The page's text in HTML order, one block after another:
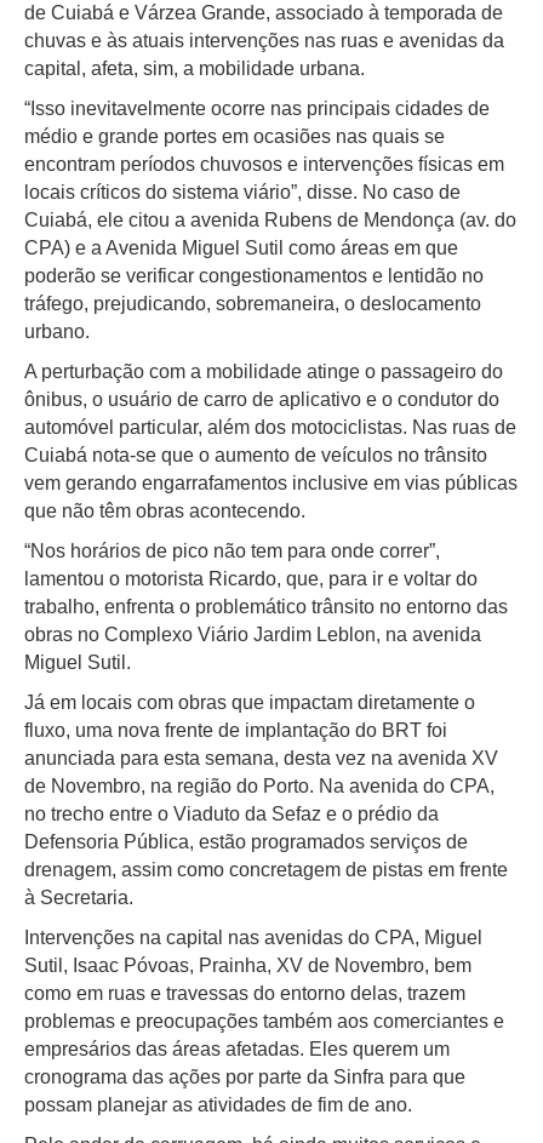
de Cuiabá e Várzea Grande, associado à temporada de
chuvas e às atuais intervenções nas ruas e avenidas da
capital, afeta, sim, a mobilidade urbana.
“Isso inevitavelmente ocorre nas principais cidades de
médio e grande portes em ocasiões nas quais se
encontram períodos chuvosos e intervenções físicas em
locais críticos do sistema viário”, disse. No caso de
Cuiabá, ele citou a avenida Rubens de Mendonça (av. do
CPA) e a Avenida Miguel Sutil como áreas em que
poderão se verificar congestionamentos e lentidão no
tráfego, prejudicando, sobremaneira, o deslocamento
urbano.
A perturbação com a mobilidade atinge o passageiro do
ônibus, o usuário de carro de aplicativo e o condutor do
automóvel particular, além dos motociclistas. Nas ruas de
Cuiabá nota-se que o aumento de veículos no trânsito
vem gerando engarrafamentos inclusive em vias públicas
que não têm obras acontecendo.
“Nos horários de pico não tem para onde correr”,
lamentou o motorista Ricardo, que, para ir e voltar do
trabalho, enfrenta o problemático trânsito no entorno das
obras no Complexo Viário Jardim Leblon, na avenida
Miguel Sutil.
Já em locais com obras que impactam diretamente o
fluxo, uma nova frente de implantação do BRT foi
anunciada para esta semana, desta vez na avenida XV
de Novembro, na região do Porto. Na avenida do CPA,
no trecho entre o Viaduto da Sefaz e o prédio da
Defensoria Pública, estão programados serviços de
drenagem, assim como concretagem de pistas em frente
à Secretaria.
Intervenções na capital nas avenidas do CPA, Miguel
Sutil, Isaac Póvoas, Prainha, XV de Novembro, bem
como em ruas e travessas do entorno delas, trazem
problemas e preocupações também aos comerciantes e
empresários das áreas afetadas. Eles querem um
cronograma das ações por parte da Sinfra para que
possam planejar as atividades de fim de ano.